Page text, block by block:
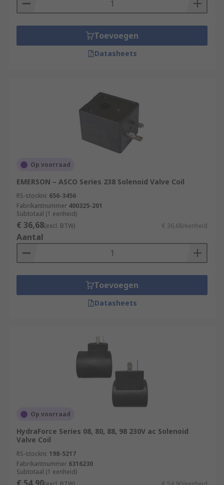
Toevoegen
Datasheets
Op voorraad
EMERSON – ASCO Series 238 Solenoid Valve Coil
RS-stocknr. 656-3456
Fabrikantnummer 400325-201
Subtotaal (1 eenheid)
€ 36,68(excl. BTW) € 36,68/eenheid
Aantal
Toevoegen
Datasheets
Op voorraad
HydraForce Series 08, 80, 88, 98 230V ac Solenoid
Valve Coil
RS-stocknr. 198-5217
Fabrikantnummer 6316230
Subtotaal (1 eenheid)